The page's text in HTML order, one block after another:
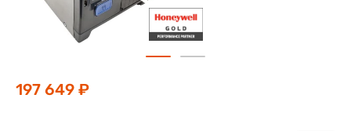
197 649 ₽